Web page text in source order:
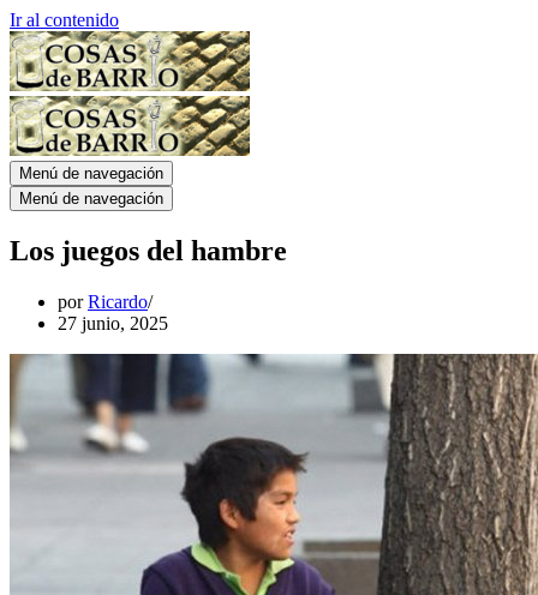
Ir al contenido
Menú de navegación
Menú de navegación
Los juegos del hambre
porRicardo
27 junio, 2025